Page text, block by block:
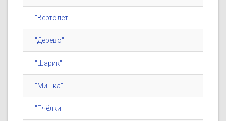
"Вертолет"
"Дерево"
"Шарик"
"Мишка"
"Пчёлки"